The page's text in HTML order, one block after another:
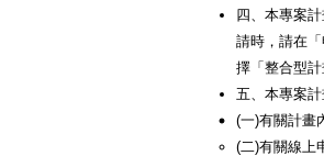
四、本專案
請時，請在
擇「整合型
五、本專案計
(一)有關計畫
(二)有關線上